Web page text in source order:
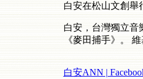
白安在松山文創舉
白安，台灣獨立音
《麥田捕手》。
維
白安ANN |